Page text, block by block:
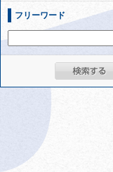
フリーワード